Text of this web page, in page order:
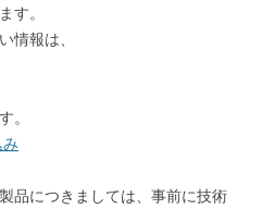
す。
報は、
。
品につきましては、事前に技術